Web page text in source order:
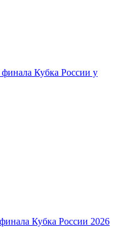
Кубка России у
Кубка России 2026